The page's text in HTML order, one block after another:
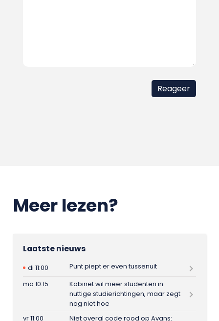
Meer lezen?
Laatste nieuws
di 11:00
Punt piept er even tussenuit
ma 10:15
Kabinet wil meer studenten in
nuttige studierichtingen, maar zegt
nog niet hoe
vr 11:00
Niet overal code rood op Avans: